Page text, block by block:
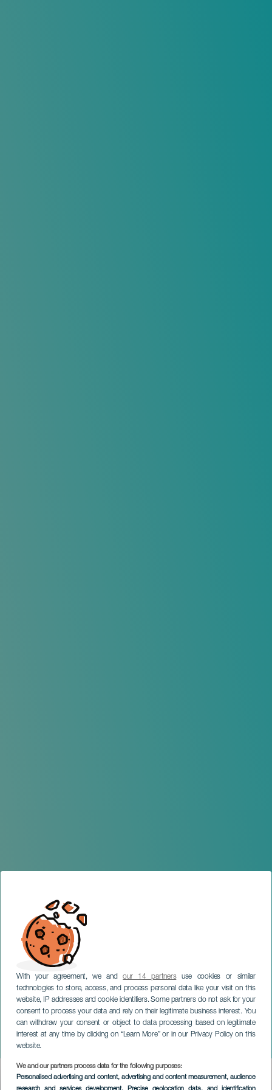
With your agreement, we andour 14 partnersuse cookies or similar
technologies to store, access, and process personal data like your visit on this
website, IP addresses and cookie identifiers. Some partners do not ask for your
consent to process your data and rely on their legitimate business interest. You
can withdraw your consent or object to data processing based on legitimate
interest at any time by clicking on “Learn More” or in our Privacy Policy on this
website.
We and our partners process data for the following purposes:
Personalised advertising and content, advertising and content measurement, audience
Lleides Freestyle
TENERIFE
Imagen
Listado